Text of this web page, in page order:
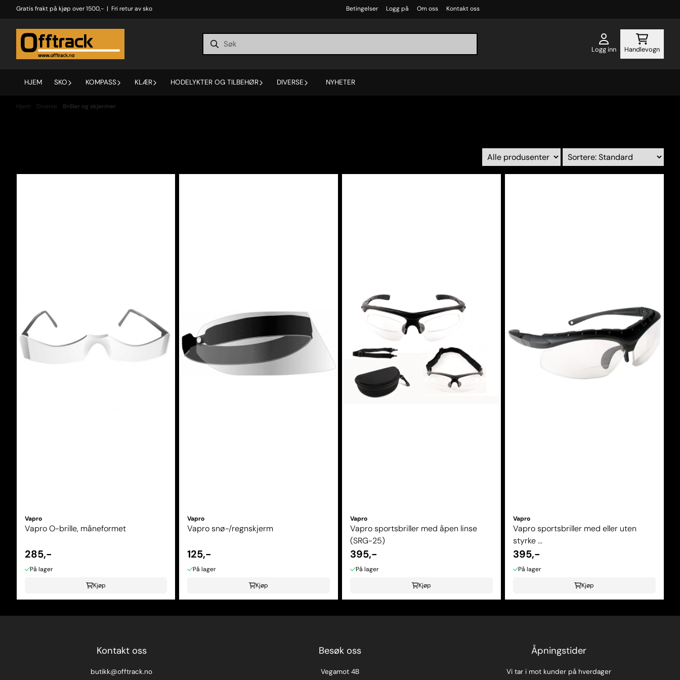
Hopp til innhold
Gratis frakt på kjøp over 1500,- | Fri retur av sko Betingelser Logg på Om oss Kontakt oss
Logg inn Handlevogn
HJEM SKO KOMPASS KLÆR HODELYKTER OG TILBEHØR DIVERSE NYHETER
Hjem Diverse Briller og skjermer
Vapro
Vapro O-brille, måneformet
285,-
På lager
Kjøp
Vapro
Vapro snø-/regnskjerm
125,-
På lager
Kjøp
Vapro
Vapro sportsbriller med åpen linse
(SRG-25)
395,-
På lager
Kjøp
Vapro
Vapro sportsbriller med eller uten
styrke ...
395,-
På lager
Kjøp
Kontakt oss
butikk@offtrack.no
Besøk oss
Vegamot 4B
Åpningstider
Vi tar i mot kunder på hverdager